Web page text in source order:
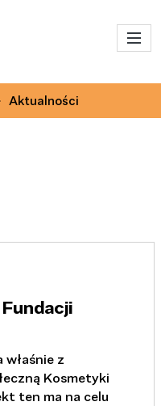
Aktualności
właśnie z
Kosmetyki
ten ma na celu